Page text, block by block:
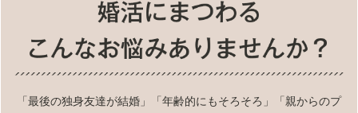
「最後の独身友達が結婚」「年齢的にもそろそろ」「親からのプ